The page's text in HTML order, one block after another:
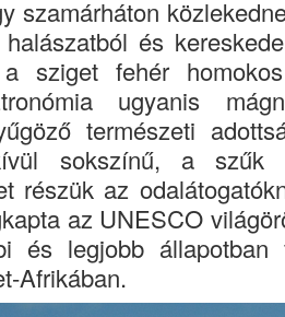
szamárháton
és
sziget fehér
ugyanis
természeti
sokszínű, a szűk
részük az
az UNESCO
és legjobb állapotban
Afrikában.